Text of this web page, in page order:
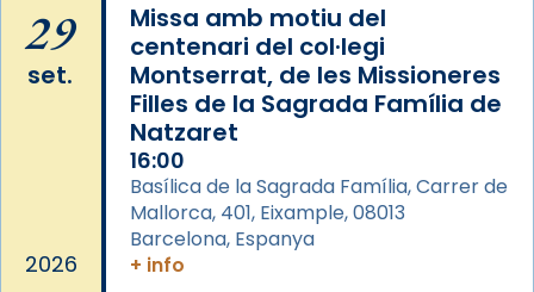
pontifici, amb orquestra i cor, i té una
duració aproximada de tres hores. Després,
processó (recuperada el 1972) al voltant
del temple amb les relíquies de les santes.
Des de 1985 hi participa també un grup de
diablesses amb música i ball propis. Festa
gran a Mataró.
«Si vols saber què és calor, ves per les
Santes a Mataró»🥵.
29
set.
2026
Missa amb motiu del
centenari del col·legi
Montserrat, de les Missioneres
Filles de la Sagrada Família de
Natzaret
16:00
Basílica de la Sagrada Família, Carrer de
Mallorca, 401, Eixample, 08013
Barcelona, Espanya
+ info